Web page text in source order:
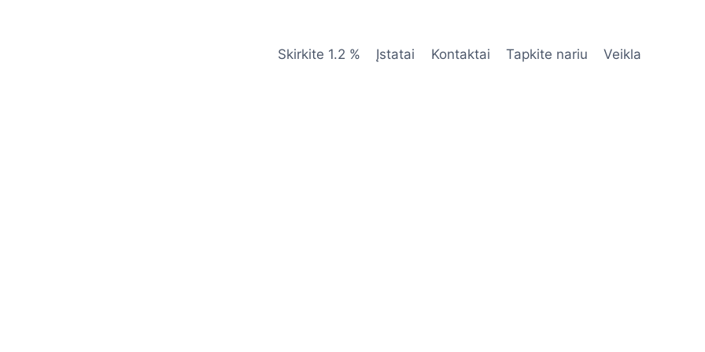
Skirkite 1.2 % Įstatai Kontaktai Tapkite nariu Veikla